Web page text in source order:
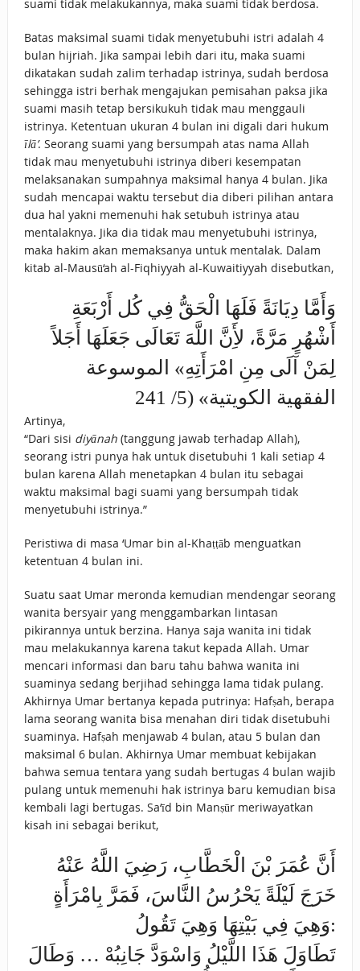
suami tidak melakukannya, maka suami tidak berdosa.
Batas maksimal suami tidak menyetubuhi istri adalah 4
bulan hijriah. Jika sampai lebih dari itu, maka suami
dikatakan sudah zalim terhadap istrinya, sudah berdosa
sehingga istri berhak mengajukan pemisahan paksa jika
suami masih tetap bersikukuh tidak mau menggauli
istrinya. Ketentuan ukuran 4 bulan ini digali dari hukum
īlā’. Seorang suami yang bersumpah atas nama Allah
tidak mau menyetubuhi istrinya diberi kesempatan
melaksanakan sumpahnya maksimal hanya 4 bulan. Jika
sudah mencapai waktu tersebut dia diberi pilihan antara
dua hal yakni memenuhi hak setubuh istrinya atau
mentalaknya. Jika dia tidak mau menyetubuhi istrinya,
maka hakim akan memaksanya untuk mentalak. Dalam
kitab al-Mausū‘ah al-Fiqhiyyah al-Kuwaitiyyah disebutkan,
وَأَمَّا دِيَانَةً فَلَهَا الْحَقُّ فِي كُل أَرْبَعَةِ
أَشْهُرٍ مَرَّةً، لأَِنَّ اللَّهَ تَعَالَى جَعَلَهَا أَجَلاً
لِمَنْ آلَى مِنِ امْرَأَتِهِ» الموسوعة
الفقهية الكويتية» (5/ 241
Artinya,
“Dari sisi diyānah(tanggung jawab terhadap Allah),
seorang istri punya hak untuk disetubuhi 1 kali setiap 4
bulan karena Allah menetapkan 4 bulan itu sebagai
waktu maksimal bagi suami yang bersumpah tidak
menyetubuhi istrinya.”
Peristiwa di masa ‘Umar bin al-Khaṭṭāb menguatkan
ketentuan 4 bulan ini.
Suatu saat Umar meronda kemudian mendengar seorang
wanita bersyair yang menggambarkan lintasan
pikirannya untuk berzina. Hanya saja wanita ini tidak
mau melakukannya karena takut kepada Allah. Umar
mencari informasi dan baru tahu bahwa wanita ini
suaminya sedang berjihad sehingga lama tidak pulang.
Akhirnya Umar bertanya kepada putrinya: Hafṣah, berapa
lama seorang wanita bisa menahan diri tidak disetubuhi
suaminya. Hafṣah menjawab 4 bulan, atau 5 bulan dan
maksimal 6 bulan. Akhirnya Umar membuat kebijakan
bahwa semua tentara yang sudah bertugas 4 bulan wajib
pulang untuk memenuhi hak istrinya baru kemudian bisa
kembali lagi bertugas. Sa‘īd bin Manṣūr meriwayatkan
kisah ini sebagai berikut,
أَنَّ عُمَرَ بْنَ الْخَطَّابِ، رَضِيَ اللَّهُ عَنْهُ
خَرَجَ لَيْلَةً يَحْرُسُ النَّاسَ، فَمَرَّ بِامْرَأَةٍ
وَهِيَ فِي بَيْتِهَا وَهِيَ تَقُولُ:
تَطَاوَلَ هَذَا اللَّيْلُ وَاسْوَدَّ جَانِبُهْ … وَطَالَ